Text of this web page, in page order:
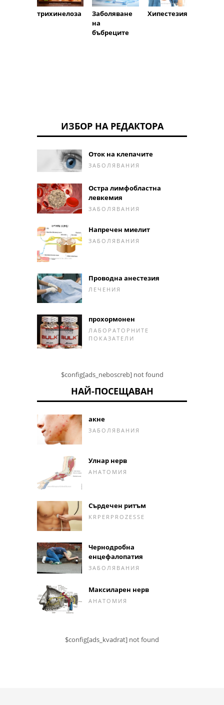
трихинелоза
Заболяване
на
бъбреците
Хипестезия
ИЗБОР НА РЕДАКТОРА
Оток на клепачите
ЗАБОЛЯВАНИЯ
Остра лимфобластна
левкемия
ЗАБОЛЯВАНИЯ
Напречен миелит
ЗАБОЛЯВАНИЯ
Проводна анестезия
ЛЕЧЕНИЯ
прохормонен
ЛАБОРАТОРНИТЕ
ПОКАЗАТЕЛИ
$config[ads_neboscreb] not found
НАЙ-ПОСЕЩАВАН
акне
ЗАБОЛЯВАНИЯ
Улнар нерв
АНАТОМИЯ
Сърдечен ритъм
KRPERPROZESSE
Чернодробна
енцефалопатия
ЗАБОЛЯВАНИЯ
Максиларен нерв
АНАТОМИЯ
$config[ads_kvadrat] not found